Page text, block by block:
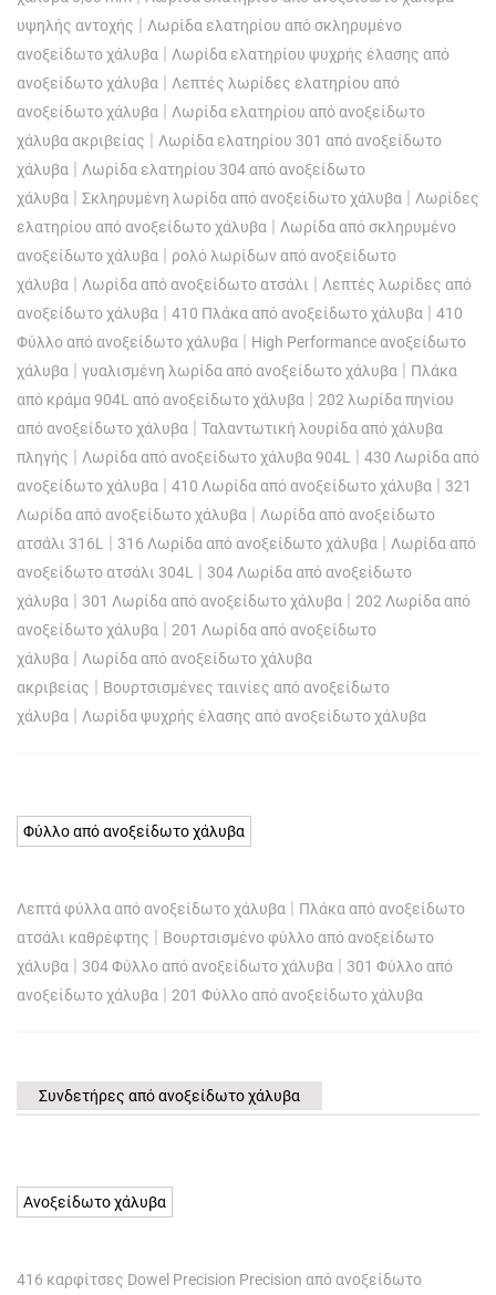
υψηλής αντοχής | Λωρίδα ελατηρίου από σκληρυμένο
ανοξείδωτο χάλυβα | Λωρίδα ελατηρίου ψυχρής έλασης από
ανοξείδωτο χάλυβα | Λεπτές λωρίδες ελατηρίου από
ανοξείδωτο χάλυβα | Λωρίδα ελατηρίου από ανοξείδωτο
χάλυβα ακριβείας | Λωρίδα ελατηρίου 301 από ανοξείδωτο
χάλυβα | Λωρίδα ελατηρίου 304 από ανοξείδωτο
χάλυβα | Σκληρυμένη λωρίδα από ανοξείδωτο χάλυβα | Λωρίδες
ελατηρίου από ανοξείδωτο χάλυβα | Λωρίδα από σκληρυμένο
ανοξείδωτο χάλυβα | ρολό λωρίδων από ανοξείδωτο
χάλυβα | Λωρίδα από ανοξείδωτο ατσάλι | Λεπτές λωρίδες από
ανοξείδωτο χάλυβα | 410 Πλάκα από ανοξείδωτο χάλυβα | 410
Φύλλο από ανοξείδωτο χάλυβα | High Performance ανοξείδωτο
χάλυβα | γυαλισμένη λωρίδα από ανοξείδωτο χάλυβα | Πλάκα
από κράμα 904L από ανοξείδωτο χάλυβα | 202 λωρίδα πηνίου
από ανοξείδωτο χάλυβα | Ταλαντωτική λουρίδα από χάλυβα
πληγής | Λωρίδα από ανοξείδωτο χάλυβα 904L | 430 Λωρίδα από
ανοξείδωτο χάλυβα | 410 Λωρίδα από ανοξείδωτο χάλυβα | 321
Λωρίδα από ανοξείδωτο χάλυβα | Λωρίδα από ανοξείδωτο
ατσάλι 316L
| 316 Λωρίδα από ανοξείδωτο χάλυβα | Λωρίδα από
ανοξείδωτο ατσάλι 304L
| 304 Λωρίδα από ανοξείδωτο
χάλυβα | 301 Λωρίδα από ανοξείδωτο χάλυβα | 202 Λωρίδα από
ανοξείδωτο χάλυβα | 201 Λωρίδα από ανοξείδωτο
χάλυβα | Λωρίδα από ανοξείδωτο χάλυβα
ακριβείας | Βουρτσισμένες ταινίες από ανοξείδωτο
χάλυβα | Λωρίδα ψυχρής έλασης από ανοξείδωτο χάλυβα
Φύλλο από ανοξείδωτο χάλυβα
Λεπτά φύλλα από ανοξείδωτο χάλυβα | Πλάκα από ανοξείδωτο
ατσάλι καθρέφτης | Βουρτσισμένο φύλλο από ανοξείδωτο
χάλυβα | 304 Φύλλο από ανοξείδωτο χάλυβα | 301 Φύλλο από
ανοξείδωτο χάλυβα | 201 Φύλλο από ανοξείδωτο χάλυβα
Συνδετήρες από ανοξείδωτο χάλυβα
Ανοξείδωτο χάλυβα
416 καρφίτσες Dowel Precision Precision από ανοξείδωτο